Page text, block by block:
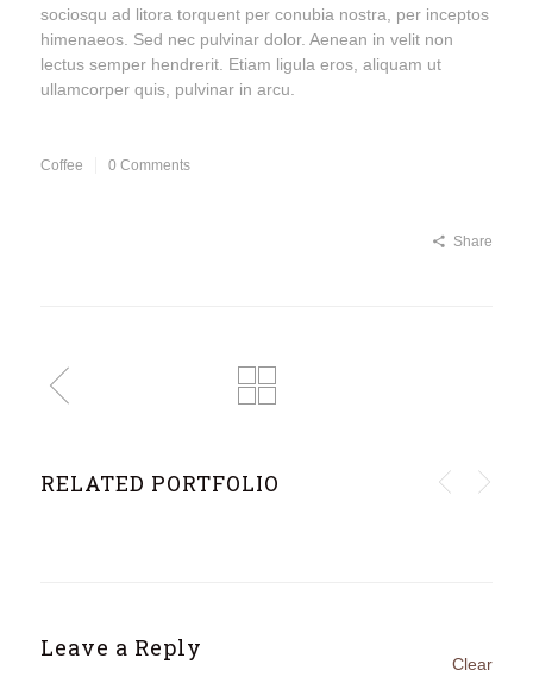
sociosqu ad litora torquent per conubia nostra, per inceptos
himenaeos. Sed nec pulvinar dolor. Aenean in velit non
lectus semper hendrerit. Etiam ligula eros, aliquam ut
ullamcorper quis, pulvinar in arcu.
Coffee 0 Comments
Share
RELATED PORTFOLIO
Leave a Reply
Clear